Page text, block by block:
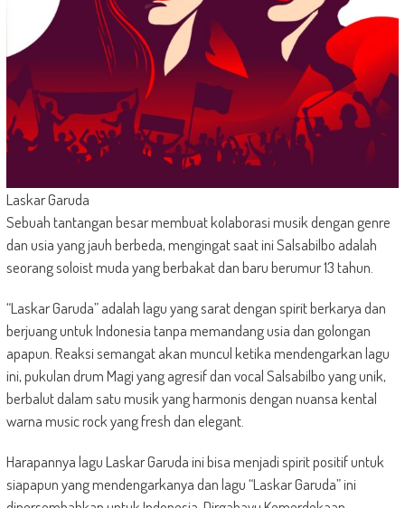
Laskar Garuda
Sebuah tantangan besar membuat kolaborasi musik dengan genre
dan usia yang jauh berbeda, mengingat saat ini Salsabilbo adalah
seorang soloist muda yang berbakat dan baru berumur 13 tahun.
“Laskar Garuda” adalah lagu yang sarat dengan spirit berkarya dan
berjuang untuk Indonesia tanpa memandang usia dan golongan
apapun. Reaksi semangat akan muncul ketika mendengarkan lagu
ini, pukulan drum Magi yang agresif dan vocal Salsabilbo yang unik,
berbalut dalam satu musik yang harmonis dengan nuansa kental
warna music rock yang fresh dan elegant.
Harapannya lagu Laskar Garuda ini bisa menjadi spirit positif untuk
siapapun yang mendengarkanya dan lagu “Laskar Garuda” ini